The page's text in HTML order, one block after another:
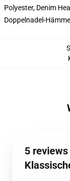
Polyester, Denim
Doppelnadel-
5